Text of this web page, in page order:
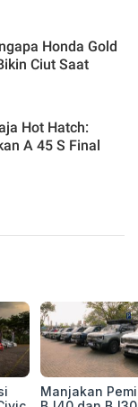
Honda Gold
Ciut Saat
Hot Hatch:
A 45 S Final
Manjakan